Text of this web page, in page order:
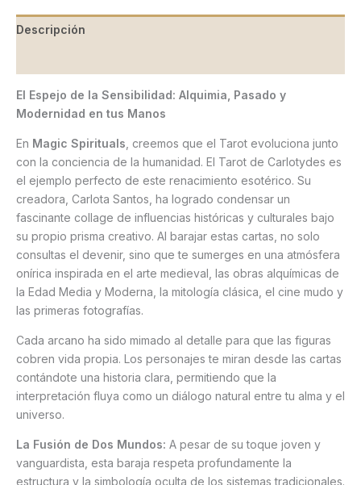
Descripción
El Espejo de la Sensibilidad: Alquimia, Pasado y
Modernidad en tus Manos
En Magic Spirituals , creemos que el Tarot evoluciona junto
con la conciencia de la humanidad. El Tarot de Carlotydes es
el ejemplo perfecto de este renacimiento esotérico. Su
creadora, Carlota Santos, ha logrado condensar un
fascinante collage de influencias históricas y culturales bajo
su propio prisma creativo. Al barajar estas cartas, no solo
consultas el devenir, sino que te sumerges en una atmósfera
onírica inspirada en el arte medieval, las obras alquímicas de
la Edad Media y Moderna, la mitología clásica, el cine mudo y
las primeras fotografías.
Cada arcano ha sido mimado al detalle para que las figuras
cobren vida propia. Los personajes te miran desde las cartas
contándote una historia clara, permitiendo que la
interpretación fluya como un diálogo natural entre tu alma y el
universo.
La Fusión de Dos Mundos: A pesar de su toque joven y
vanguardista, esta baraja respeta profundamente la
estructura y la simbología oculta de los sistemas tradicionales.